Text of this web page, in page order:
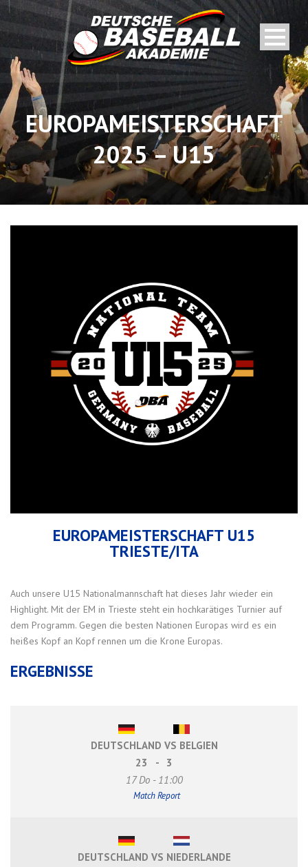
EUROPAMEISTERSCHAFT
2025 – U15
EUROPAMEISTERSCHAFT U15
TRIESTE/ITA
Auch unsere U15 Nationalmannschaft hat dieses Jahr wieder ein
Highlight. Mit der EM in Trieste steht ein hochkarätiges Turnier auf
dem Programm. Gegen die besten Nationen Europas wird es ein
heißes Kopf an Kopf rennen um die Krone Europas.
ERGEBNISSE
DEUTSCHLAND VS BELGIEN
23
-
3
17 Do - 11:00
Match Report
DEUTSCHLAND VS NIEDERLANDE